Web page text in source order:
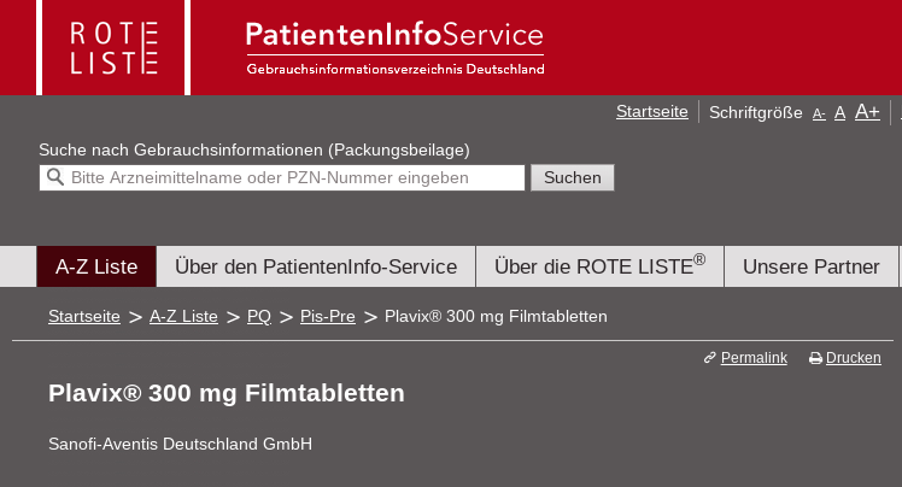
Suche nach Gebrauchsinformationen (Packungsbeilage)
A-Z Liste Über den PatientenInfo-Service Über die ROTE LISTE® Unsere Partner
Startseite Schriftgröße A- A A+
Startseite A-Z Liste PQ Pis-Pre Plavix® 300 mg Filmtabletten
Plavix® 300 mg Filmtabletten
Sanofi-Aventis Deutschland GmbH
Permalink Drucken